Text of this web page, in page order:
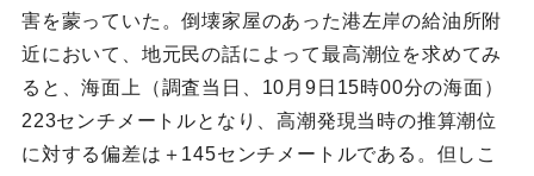
害を蒙っていた。倒壊家屋のあった港左岸の給油所附
近において、地元民の話によって最高潮位を求めてみ
ると、海面上（調査当日、10月9日15時00分の海面）
223センチメートルとなり、高潮発現当時の推算潮位
に対する偏差は＋145センチメートルである。但しこ